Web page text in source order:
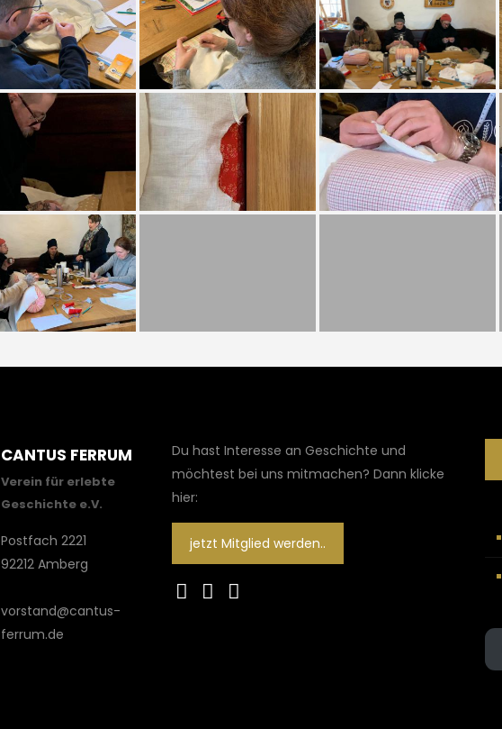
CANTUS FERRUM
Verein für erlebte
Geschichte e.V.
Postfach 2221
92212 Amberg
vorstand@cantus-
ferrum.de
Du hast Interesse an Geschichte und
möchtest bei uns mitmachen? Dann klicke
hier:
jetzt Mitglied werden..